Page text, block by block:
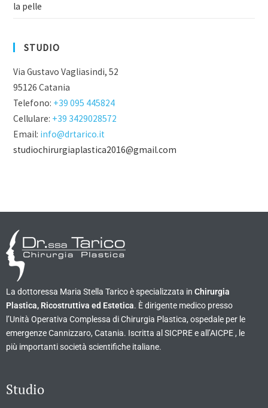
la pelle
STUDIO
Via Gustavo Vagliasindi, 52
95126 Catania
Telefono: +39 095 445824
Cellulare: +39 3429028572
Email: info@drtarico.it
studiochirurgiaplastica2016@gmail.com
La dottoressa Maria Stella Tarico è specializzata in Chirurgia
Plastica, Ricostruttiva ed Estetica. È dirigente medico presso
l’Unità Operativa Complessa di Chirurgia Plastica, ospedale per le
emergenze Cannizzaro, Catania. Iscritta al SICPRE e all’AICPE , le
più importanti società scientifiche italiane.
Studio